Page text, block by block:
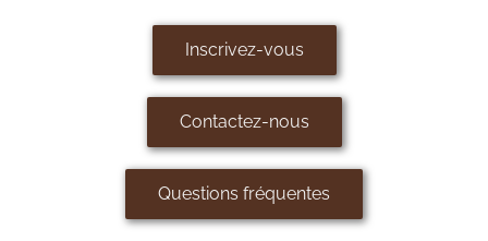
Inscrivez-vous
Contactez-nous
Questions fréquentes